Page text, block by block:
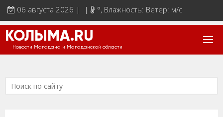
06 августа 2026 | | °, Влажность: Ветер: м/с
КОЛЫМА.RU
Новости Магадана и Магаданской области